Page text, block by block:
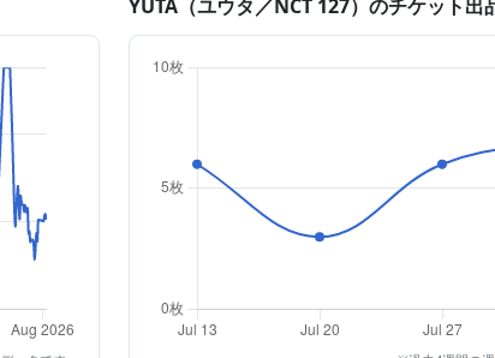
YUTA（ユウタ／NCT 127）のチケット出